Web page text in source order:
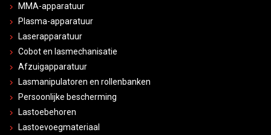
MMA-apparatuur
Plasma-apparatuur
Laserapparatuur
Cobot en lasmechanisatie
Afzuigapparatuur
Lasmanipulatoren en rollenbanken
Persoonlijke bescherming
Lastoebehoren
Lastoevoegmateriaal